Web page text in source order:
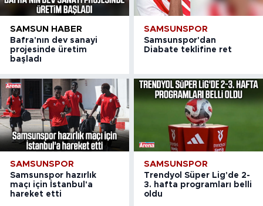
SAMSUN HABER
Bafra'nın dev sanayi
projesinde üretim
başladı
SAMSUNSPOR
Samsunspor'dan
Diabate teklifine ret
SAMSUNSPOR
Samsunspor hazırlık
maçı için İstanbul'a
hareket etti
SAMSUNSPOR
Trendyol Süper Lig'de 2-
3. hafta programları belli
oldu